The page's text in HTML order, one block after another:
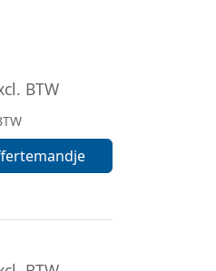
BTW